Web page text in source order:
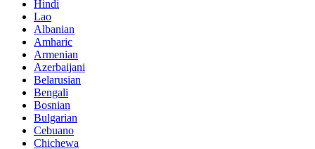
Hindi
Lao
Albanian
Amharic
Armenian
Azerbaijani
Belarusian
Bengali
Bosnian
Bulgarian
Cebuano
Chichewa